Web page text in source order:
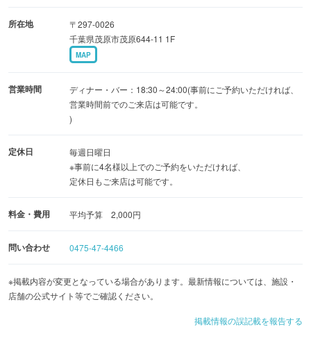
所在地
〒297-0026
千葉県茂原市茂原644-11 1F
MAP
営業時間
ディナー・バー：18:30～24:00(事前にご予約いただければ、
営業時間前でのご来店は可能です。
)
定休日
毎週日曜日
※事前に4名様以上でのご予約をいただければ、
定休日もご来店は可能です。
料金・費用 平均予算 2,000円
問い合わせ 0475-47-4466
※掲載内容が変更となっている場合があります。最新情報については、施設・
店舗の公式サイト等でご確認ください。
掲載情報の誤記載を報告する